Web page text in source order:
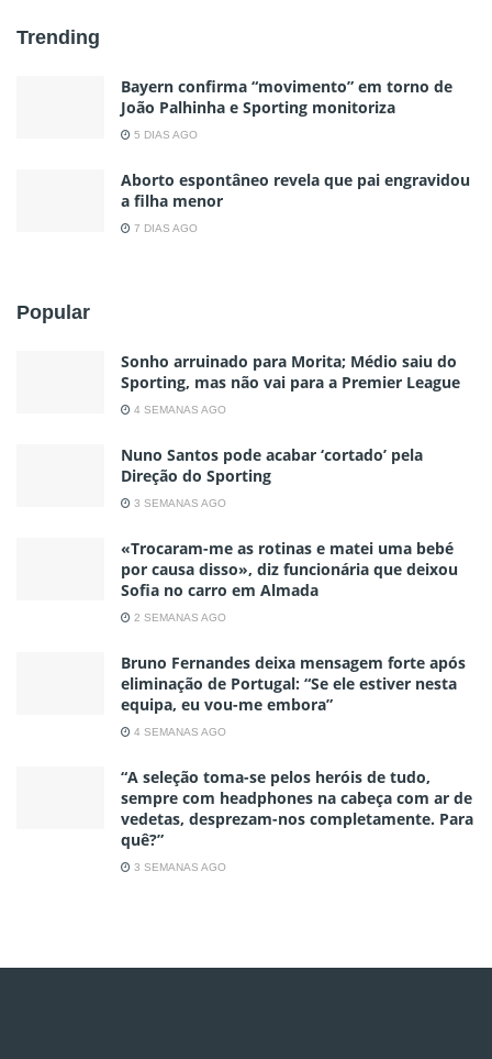
Trending
Bayern confirma “movimento” em torno de
João Palhinha e Sporting monitoriza
5 DIAS AGO
Aborto espontâneo revela que pai engravidou
a filha menor
7 DIAS AGO
Popular
Sonho arruinado para Morita; Médio saiu do
Sporting, mas não vai para a Premier League
4 SEMANAS AGO
Nuno Santos pode acabar ‘cortado’ pela
Direção do Sporting
3 SEMANAS AGO
«Trocaram-me as rotinas e matei uma bebé
por causa disso», diz funcionária que deixou
Sofia no carro em Almada
2 SEMANAS AGO
Bruno Fernandes deixa mensagem forte após
eliminação de Portugal: “Se ele estiver nesta
equipa, eu vou-me embora”
4 SEMANAS AGO
“A seleção toma-se pelos heróis de tudo,
sempre com headphones na cabeça com ar de
vedetas, desprezam-nos completamente. Para
quê?”
3 SEMANAS AGO